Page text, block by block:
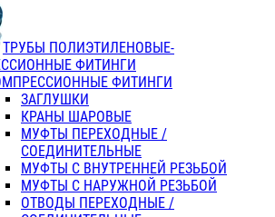
ТРУБЫ ПОЛИЭТИЛЕНОВЫЕ-
ФИТИНГИ
ФИТИНГИ
ЗАГЛУШКИ
КРАНЫ ШАРОВЫЕ
МУФТЫ ПЕРЕХОДНЫЕ /
СОЕДИНИТЕЛЬНЫЕ
МУФТЫ С ВНУТРЕННЕЙ РЕЗЬБОЙ
МУФТЫ С НАРУЖНОЙ РЕЗЬБОЙ
ОТВОДЫ ПЕРЕХОДНЫЕ /